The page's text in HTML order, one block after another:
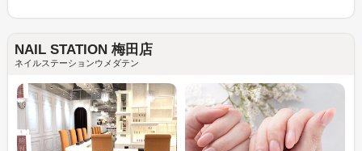
NAIL STATION 梅田店
ネイルステーションウメダテン